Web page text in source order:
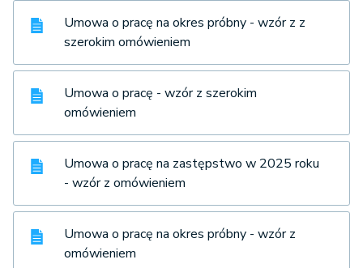
Umowa o pracę na okres próbny - wzór z z
szerokim omówieniem
Umowa o pracę - wzór z szerokim
omówieniem
Umowa o pracę na zastępstwo w 2025 roku
- wzór z omówieniem
Umowa o pracę na okres próbny - wzór z
omówieniem